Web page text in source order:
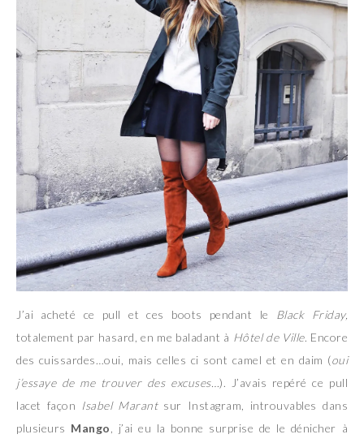
J’ai acheté ce pull et ces boots pendant le Black Friday,
totalement par hasard, en me baladant à Hôtel de Ville. Encore
des cuissardes…oui, mais celles ci sont camel et en daim (oui
j’essaye de me trouver des excuses…). J’avais repéré ce pull
lacet façon Isabel Marantsur Instagram, introuvables dans
plusieurs Mango , j’ai eu la bonne surprise de le dénicher à